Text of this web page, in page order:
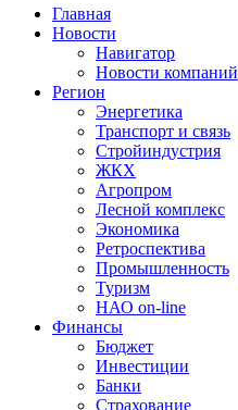
Главная
Новости
Навигатор
Новости компаний
Регион
Энергетика
Транспорт и связь
Стройиндустрия
ЖКХ
Агропром
Лесной комплекс
Экономика
Ретроспектива
Промышленность
Туризм
НАО on-line
Финансы
Бюджет
Инвестиции
Банки
Страхование